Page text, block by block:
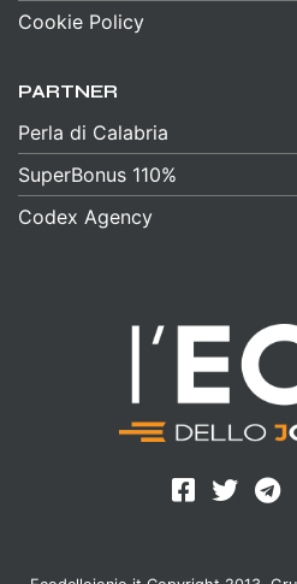
Cookie Policy
PARTNER
Perla di Calabria
SuperBonus 110%
Codex Agency